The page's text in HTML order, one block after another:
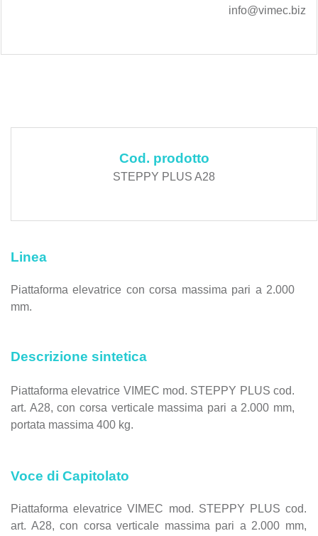
info@vimec.biz
Cod. prodotto
STEPPY PLUS A28
Linea
Piattaforma elevatrice con corsa massima pari a 2.000
mm.
Descrizione sintetica
Piattaforma elevatrice VIMEC mod. STEPPY PLUS cod.
art. A28, con corsa verticale massima pari a 2.000 mm,
portata massima 400 kg.
Voce di Capitolato
Piattaforma elevatrice VIMEC mod. STEPPY PLUS cod.
art. A28, con corsa verticale massima pari a 2.000 mm,